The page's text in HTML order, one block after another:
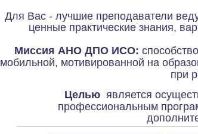
Для Вас - лучшие преподаватели
ценные практические знания,
Миссия АНО ДПО ИСО:
мобильной, мотивированной на
при
Целью является
профессиональным